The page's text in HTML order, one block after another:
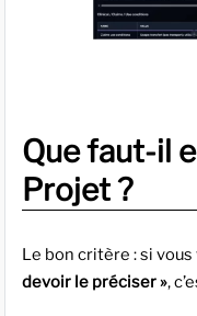
Que faut-il
Projet ?
Le bon critère : si
devoir le préciser »,